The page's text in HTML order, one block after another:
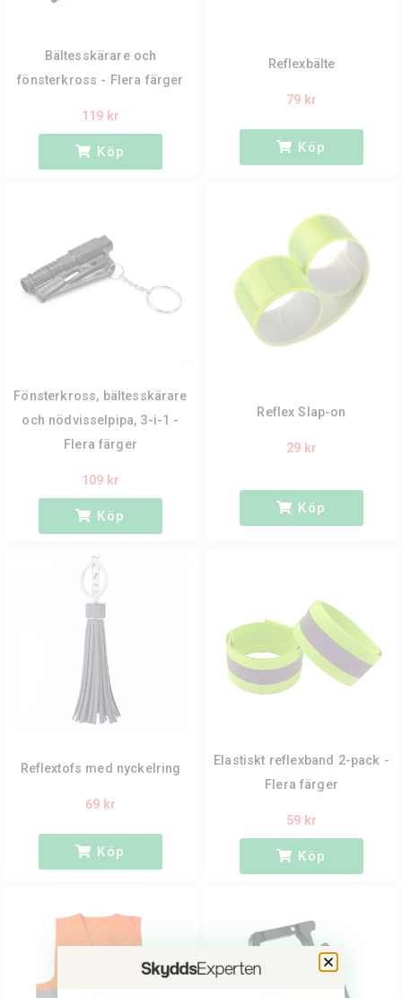
Bältesskärare och
fönsterkross - Flera färger
119 kr
Köp
Reflexbälte
79 kr
Köp
Fönsterkross, bältesskärare
och nödvisselpipa, 3-i-1 -
Flera färger
109 kr
Köp
Reflex Slap-on
29 kr
Köp
Reflextofs med nyckelring
69 kr
Köp
Elastiskt reflexband 2-pack -
Flera färger
59 kr
Köp